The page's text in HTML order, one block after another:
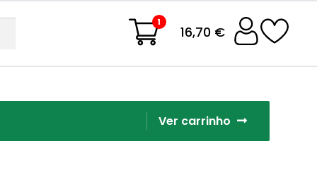
1
16,70 €
Ver carrinho